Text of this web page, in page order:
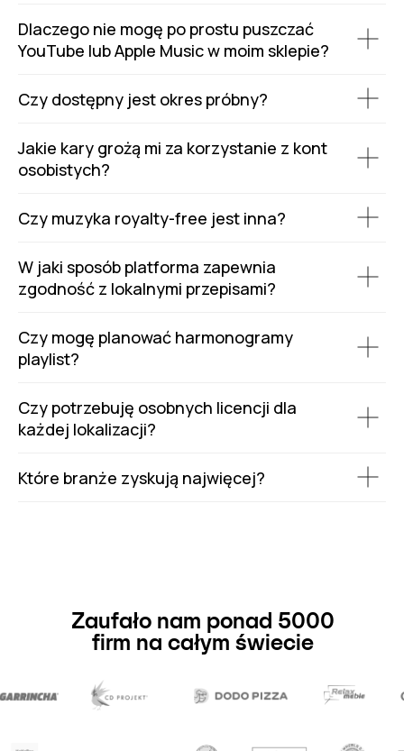
Dlaczego nie mogę po prostu puszczać
YouTube lub Apple Music w moim sklepie?
Czy dostępny jest okres próbny?
Jakie kary grożą mi za korzystanie z kont
osobistych?
Czy muzyka royalty-free jest inna?
W jaki sposób platforma zapewnia
zgodność z lokalnymi przepisami?
Czy mogę planować harmonogramy
playlist?
Czy potrzebuję osobnych licencji dla
każdej lokalizacji?
Które branże zyskują najwięcej?
Zaufało nam ponad 5000
firm na całym świecie